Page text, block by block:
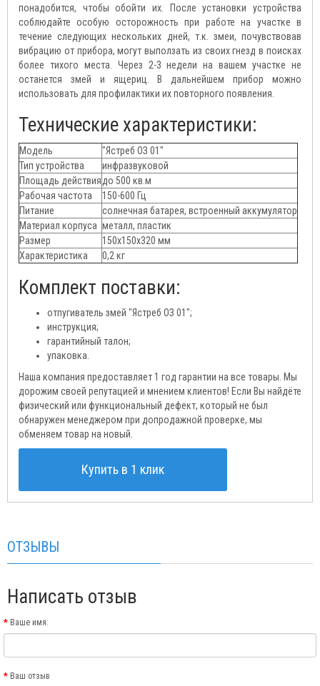
понадобится, чтобы обойти их. После установки устройства
соблюдайте особую осторожность при работе на участке в
течение следующих нескольких дней, т.к. змеи, почувствовав
вибрацию от прибора, могут выползать из своих гнезд в поисках
более тихого места. Через 2-3 недели на вашем участке не
останется змей и ящериц. В дальнейшем прибор можно
использовать для профилактики их повторного появления.
Технические характеристики:
Модель
"Ястреб ОЗ 01"
Тип устройства
инфразвуковой
Площадь действиядо 500 кв.м
Рабочая частота
150-600 Гц
Питание
солнечная батарея, встроенный аккумулятор
Материал корпуса металл, пластик
Размер
150х150х320 мм
Характеристика
0,2 кг
Комплект поставки:
отпугиватель змей "Ястреб ОЗ 01";
инструкция;
гарантийный талон;
упаковка.
Наша компания предоставляет 1 год гарантии на все товары. Мы
дорожим своей репутацией и мнением клиентов! Если Вы найдёте
физический или функциональный дефект, который не был
обнаружен менеджером при допродажной проверке, мы
обменяем товар на новый.
Купить в 1 клик
ОТЗЫВЫ
Написать отзыв
Ваше имя:
Ваш отзыв